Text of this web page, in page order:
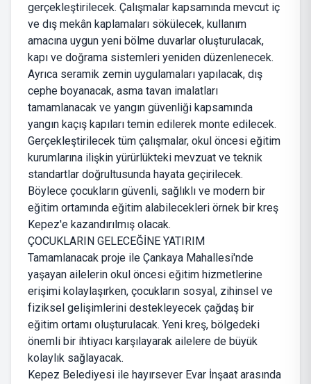
gerçekleştirilecek. Çalışmalar kapsamında mevcut iç
ve dış mekân kaplamaları sökülecek, kullanım
amacına uygun yeni bölme duvarlar oluşturulacak,
kapı ve doğrama sistemleri yeniden düzenlenecek.
Ayrıca seramik zemin uygulamaları yapılacak, dış
cephe boyanacak, asma tavan imalatları
tamamlanacak ve yangın güvenliği kapsamında
yangın kaçış kapıları temin edilerek monte edilecek.
Gerçekleştirilecek tüm çalışmalar, okul öncesi eğitim
kurumlarına ilişkin yürürlükteki mevzuat ve teknik
standartlar doğrultusunda hayata geçirilecek.
Böylece çocukların güvenli, sağlıklı ve modern bir
eğitim ortamında eğitim alabilecekleri örnek bir kreş
Kepez'e kazandırılmış olacak.
ÇOCUKLARIN GELECEĞİNE YATIRIM
Tamamlanacak proje ile Çankaya Mahallesi'nde
yaşayan ailelerin okul öncesi eğitim hizmetlerine
erişimi kolaylaşırken, çocukların sosyal, zihinsel ve
fiziksel gelişimlerini destekleyecek çağdaş bir
eğitim ortamı oluşturulacak. Yeni kreş, bölgedeki
önemli bir ihtiyacı karşılayarak ailelere de büyük
kolaylık sağlayacak.
Kepez Belediyesi ile hayırsever Evar İnşaat arasında